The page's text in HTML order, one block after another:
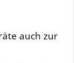
auch zur